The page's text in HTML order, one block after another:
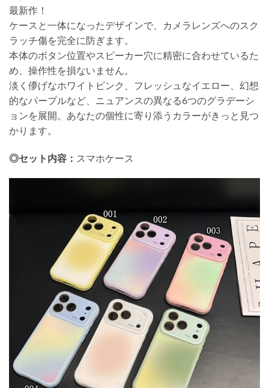
最新作！
ケースと一体になったデザインで、カメラレンズへのスク
ラッチ傷を完全に防ぎます。
本体のボタン位置やスピーカー穴に精密に合わせているた
め、操作性を損ないません。
淡く儚げなホワイトピンク、フレッシュなイエロー、幻想
的なパープルなど、ニュアンスの異なる6つのグラデーシ
ョンを展開。あなたの個性に寄り添うカラーがきっと見つ
かります。
◎セット内容： スマホケース